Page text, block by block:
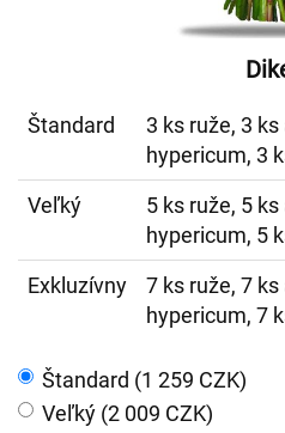
Štandard
3 ks ruže, 3
hypericum, 3
Veľký
5 ks ruže, 5
hypericum, 5
Exkluzívny
7 ks ruže, 7
hypericum, 7
Štandard (1 259 CZK)
Veľký (2 009 CZK)